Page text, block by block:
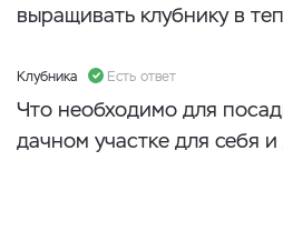
выращивать клубнику в
Клубника Есть ответ
Что необходимо для
дачном участке для себя